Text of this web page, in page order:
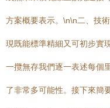
方案概要表示。\n\n二、技
現既能標準精細又可初步實
一攬無存我們逐一表述每個
了非常多可能性。接下來簡